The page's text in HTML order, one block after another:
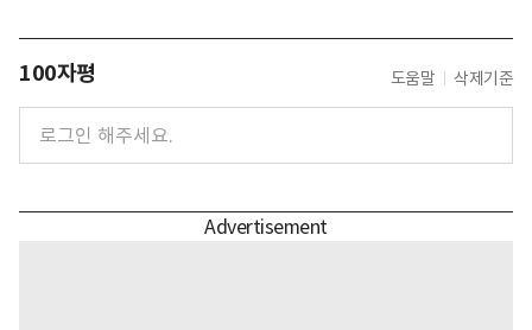
100자평 도움말 삭제기준